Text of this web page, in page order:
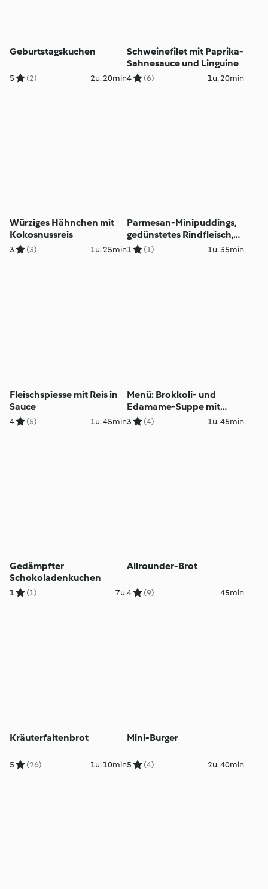
Geburtstagskuchen
5 (2) 2u. 20min
Schweinefilet mit Paprika-
Sahnesauce und Linguine
4 (6) 1u. 20min
Würziges Hähnchen mit
Kokosnussreis
3 (3) 1u. 25min
Parmesan-Minipuddings,
gedünstetes Rindfleisch,
Gemüse and Sosse
1 (1) 1u. 35min
Fleischspiesse mit Reis in
Sauce
4 (5) 1u. 45min
Menü: Brokkoli- und
Edamame-Suppe mit
Gorgonzola, Lachs mit
3 (4) 1u. 45min
Gedämpfter
Schokoladenkuchen
1 (1) 7u.
Allrounder-Brot
4 (9) 45min
Kräuterfaltenbrot
5 (26) 1u. 10min
Mini-Burger
5 (4) 2u. 40min